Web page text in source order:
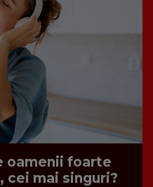
oamenii foarte
cei mai singuri?